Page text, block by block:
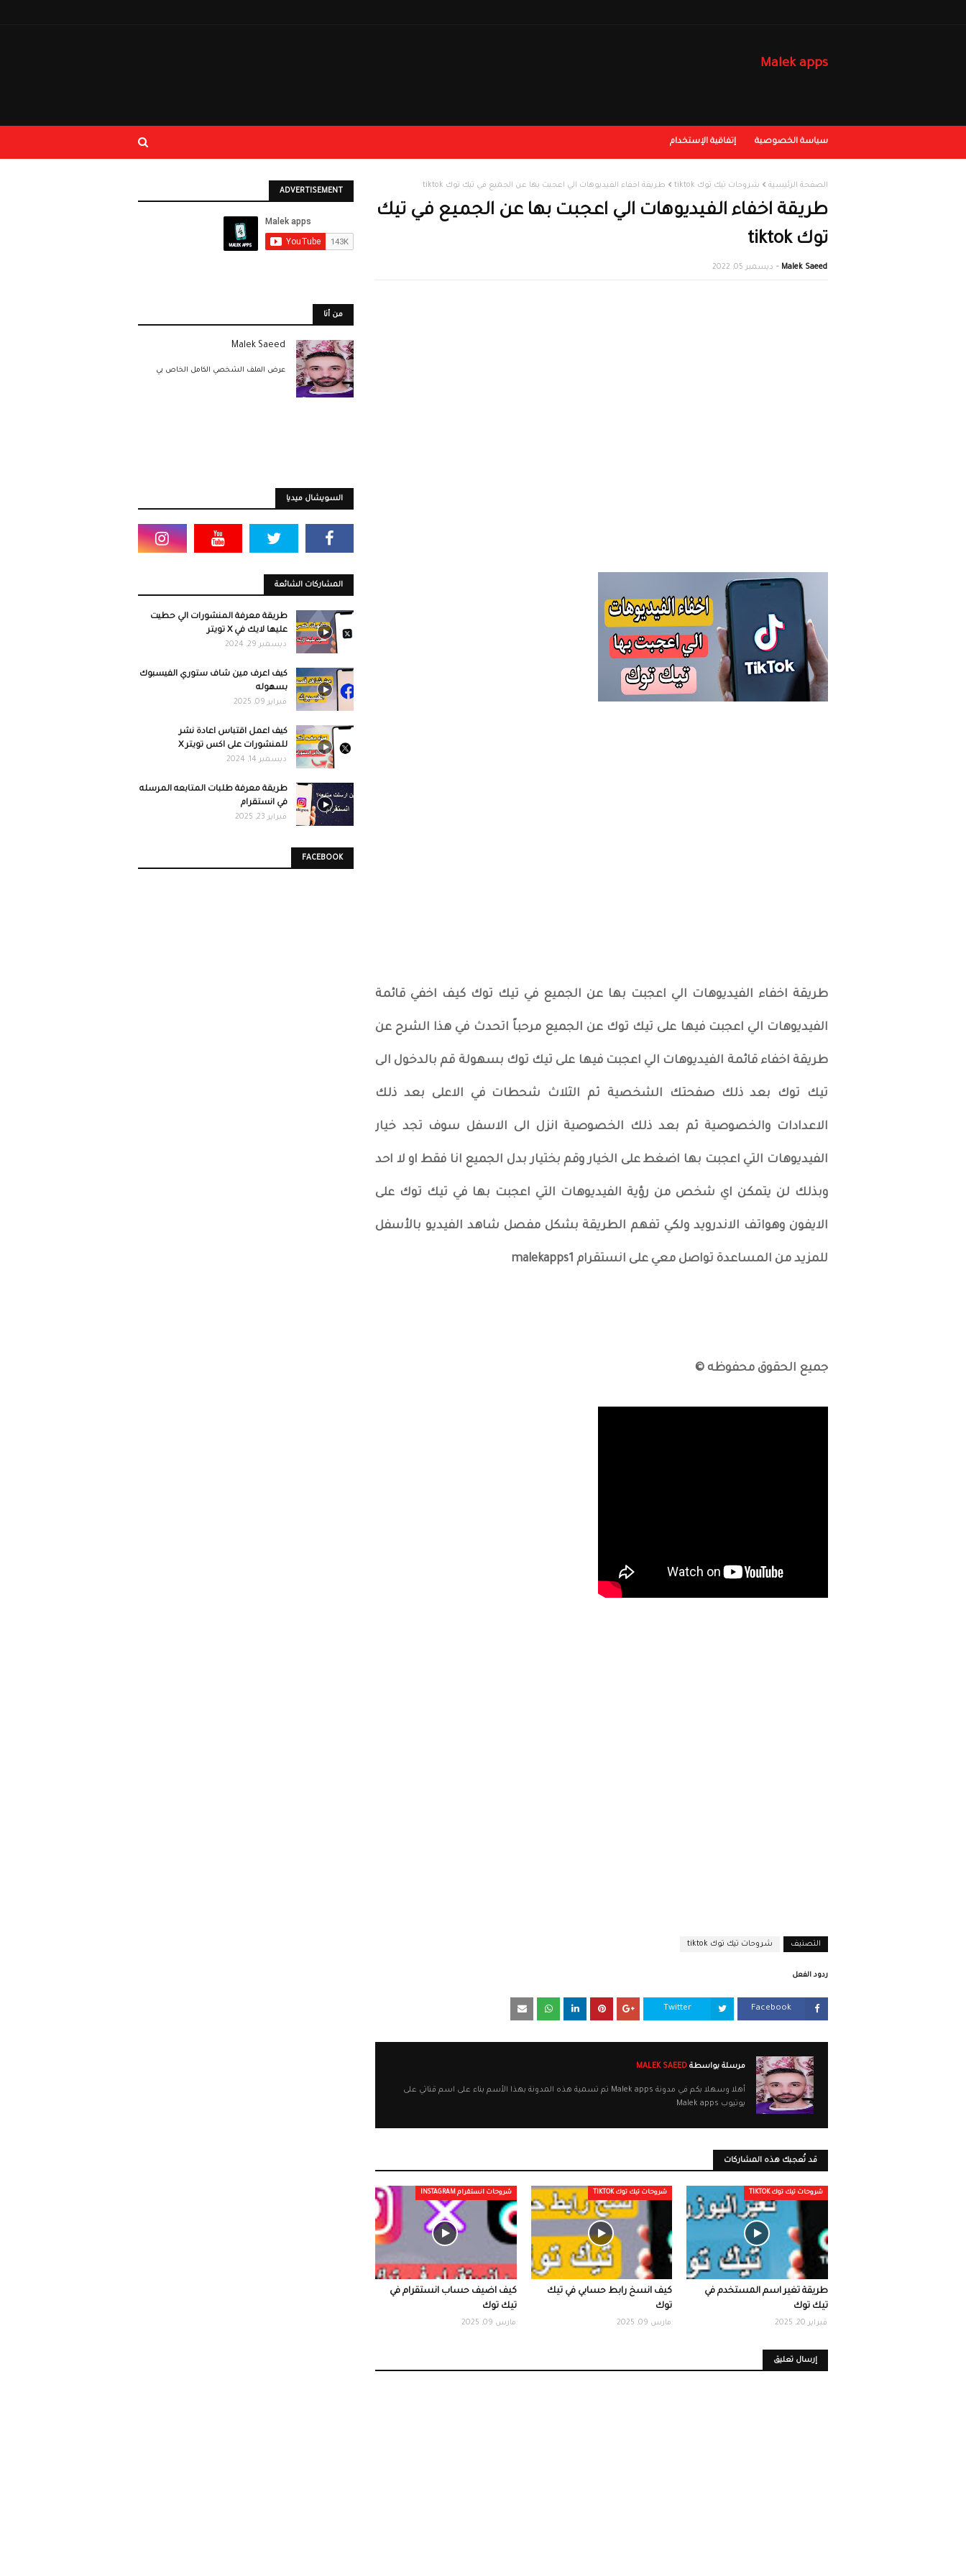
Malek apps
سياسة الخصوصية إتفاقية الإستخدام
الصفحة الرئيسية شروحات تيك توك tiktok طريقة اخفاء الفيديوهات الي اعجبت بها عن الجميع في تيك توك tiktok
طريقة اخفاء الفيديوهات الي اعجبت بها عن الجميع في تيك
توك tiktok
Malek Saeed ديسمبر 05, 2022
طريقة اخفاء الفيديوهات الي اعجبت بها عن الجميع في تيك توك كيف اخفي قائمة
الفيديوهات الي اعجبت فيها على تيك توك عن الجميع مرحباً اتحدث في هذا الشرح عن
طريقة اخفاء قائمة الفيديوهات الي اعجبت فيها على تيك توك بسهولة قم بالدخول الى
تيك توك بعد ذلك صفحتك الشخصية ثم الثلاث شحطات في الاعلى بعد ذلك
الاعدادات والخصوصية ثم بعد ذلك الخصوصية انزل الى الاسفل سوف تجد خيار
الفيديوهات التي اعجبت بها اضغط على الخيار وقم بختيار بدل الجميع انا فقط او لا احد
وبذلك لن يتمكن اي شخص من رؤية الفيديوهات التي اعجبت بها في تيك توك على
الايفون وهواتف الاندرويد ولكي تفهم الطريقة بشكل مفصل شاهد الفيديو بالأسفل
للمزيد من المساعدة تواصل معي على انستقرام malekapps1
جميع الحقوق محفوظه ©
التصنيف شروحات تيك توك tiktok
ردود الفعل
Facebook
Twitter
مرسلة بواسطة
أهلا وسهلا بكم في مدونة Malek apps تم تسمية هذه المدونة بهذا الأسم بناء على اسم قناتي على
يوتيوب Malek apps
قد تُعجبك هذه المشاركات
شروحات انستقرام INSTAGRAM
كيف اضيف حساب انستقرام في
تيك توك
مارس 09, 2025
شروحات تيك توك TIKTOK
كيف انسخ رابط حسابي في تيك
توك
مارس 09, 2025
شروحات تيك توك TIKTOK
طريقة تغير اسم المستخدم في
تيك توك
فبراير 20, 2025
إرسال تعليق
ADVERTISEMENT
من أنا
Malek Saeed
عرض الملف الشخصي الكامل الخاص بي
السويشال ميديا
المشاركات الشائعة
طريقة معرفة المنشورات الي حطيت
عليها لايك في X تويتر
ديسمبر 29, 2024
كيف اعرف مين شاف ستوري الفيسبوك
بسهوله
فبراير 09, 2025
كيف اعمل اقتباس اعادة نشر
للمنشورات على اكس تويتر X
ديسمبر 14, 2024
طريقة معرفة طلبات المتابعه المرسله
في انستقرام
فبراير 23, 2025
FACEBOOK